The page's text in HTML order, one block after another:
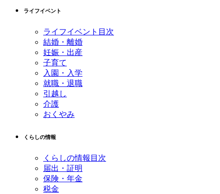
ライフイベント
ライフイベント目次
結婚・離婚
妊娠・出産
子育て
入園・入学
就職・退職
引越し
介護
おくやみ
くらしの情報
くらしの情報目次
届出・証明
保険・年金
税金